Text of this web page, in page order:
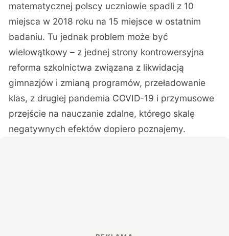
matematycznej polscy uczniowie spadli z 10
miejsca w 2018 roku na 15 miejsce w ostatnim
badaniu. Tu jednak problem może być
wielowątkowy – z jednej strony kontrowersyjna
reforma szkolnictwa związana z likwidacją
gimnazjów i zmianą programów, przeładowanie
klas, z drugiej pandemia COVID-19 i przymusowe
przejście na nauczanie zdalne, którego skalę
negatywnych efektów dopiero poznajemy.